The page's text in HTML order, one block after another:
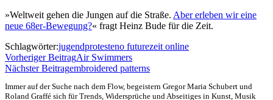
»Weltweit gehen die Jungen auf die Straße. Aber erleben wir eine
neue 68er-Bewegung?« fragt Heinz Bude für die Zeit.
Schlagwörter:jugendprotesteno futurezeit online
Vorheriger BeitragAir Swimmers
Nächster Beitragembroidered patterns
Immer auf der Suche nach dem Flow, begeistern Gregor Maria Schubert und
Roland Graffé sich für Trends, Widersprüche und Abseitiges in Kunst, Musik